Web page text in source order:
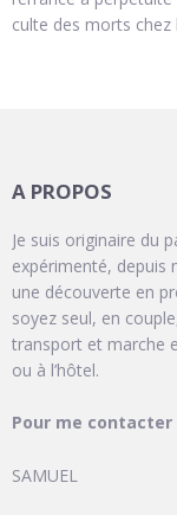
culte des morts chez
A PROPOS
Je suis originaire du
expérimenté, depuis
une découverte en
soyez seul, en
transport et marche
ou à l’hôtel.
Pour me contacter
SAMUEL